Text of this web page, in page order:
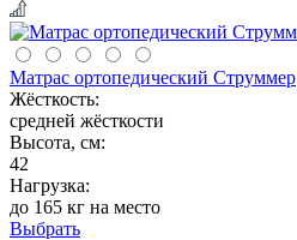
Матрас ортопедический Струммер
Жёсткость:
средней жёсткости
Высота, см:
42
Нагрузка:
до 165 кг на место
Выбрать